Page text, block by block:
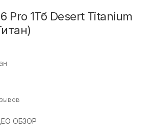
Pro 1Тб Desert Titanium
ОБЗОР